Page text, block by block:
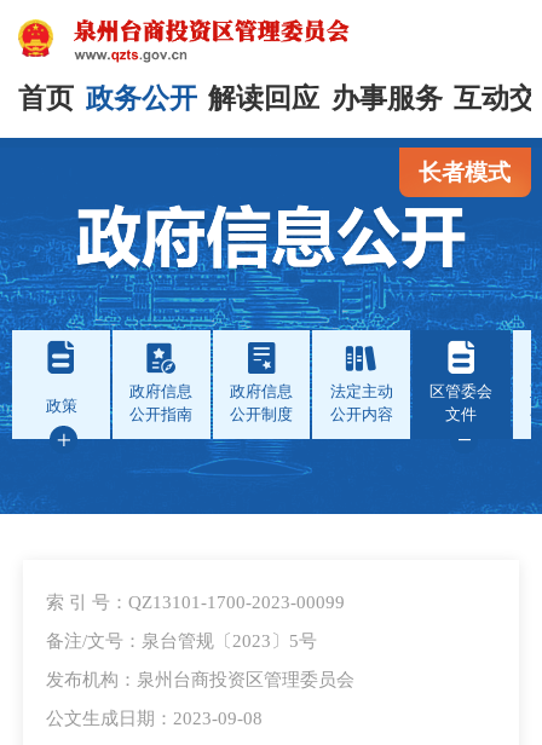
首页 政务公开 解读回应 办事服务 互动
长者模式
政策
政府信息
公开指南
政府信息
公开制度
法定主动
公开内容
区管委会
文件
索 引 号：QZ13101-1700-2023-00099
备注/文号：泉台管规〔2023〕5号
发布机构：泉州台商投资区管理委员会
公文生成日期：2023-09-08